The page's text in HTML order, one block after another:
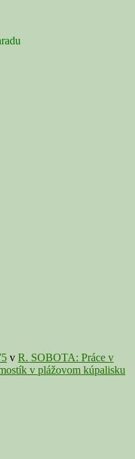
v R. SOBOTA: Práce v
v plážovom kúpalisku